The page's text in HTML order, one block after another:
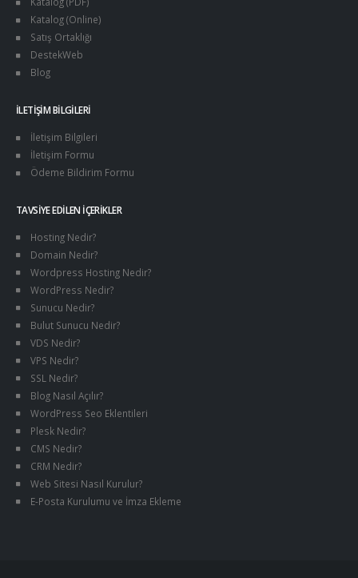
Katalog (Online)
Satış Ortaklığı
DestekWeb
Blog
İLETIŞIM BILGILERI
İletişim Bilgileri
İletişim Formu
Ödeme Bildirim Formu
TAVSIYE EDILEN İÇERIKLER
Hosting Nedir?
Domain Nedir?
Wordpress Hosting Nedir?
WordPress Nedir?
Sunucu Nedir?
Bulut Sunucu Nedir?
VDS Nedir?
VPS Nedir?
SSL Nedir?
Blog Nasıl Açılır?
WordPress Seo Eklentileri
Plesk Nedir?
CMS Nedir?
CRM Nedir?
Web Sitesi Nasıl Kurulur?
E-Posta Kurulumu ve İmza Ekleme